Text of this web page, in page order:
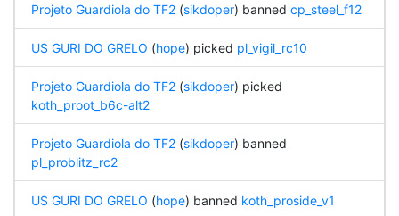
Projeto Guardiola do TF2(sikdoper) banned cp_steel_f12
US GURI DO GRELO (hope) picked pl_vigil_rc10
Projeto Guardiola do TF2(sikdoper) picked
koth_proot_b6c-alt2
Projeto Guardiola do TF2(sikdoper) banned
pl_problitz_rc2
US GURI DO GRELO (hope) banned koth_proside_v1